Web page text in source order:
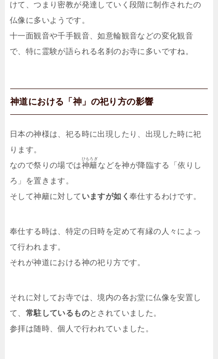
けて、つまり密教が発達していく段階に制作されたの
仏像に多いようです。
十一面観音や千手観音、如意輪観音などの変化観音
で、特に霊験が語られる名刹のお寺に多いですね。
神道における「神」の祀り方の影響
日本の神様は、祀る時に出現したり、出現した時に祀
ります。
なので祭りの場では神籬
ひもろぎ
などを神が降臨する「依りし
ろ」を置きます。
そして神籬に対して いますが如く 奉仕するわけです。
奉仕する時は、特定の日時を定めて有縁の人々によっ
て行われます。
それが神道における神の祀り方です。
それに対してお寺では、境内の各お堂に仏像を安置し
て、 常駐しているものとされていました。
参拝は随時、個人で行われていました。